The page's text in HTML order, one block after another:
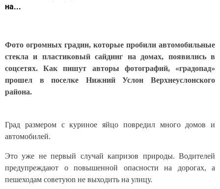
на...
Фото огромных градин, которые пробили автомобильные
стекла и пластиковый сайдинг на домах, появились в
соцсетях. Как пишут авторы фотографий, «градопад»
прошел в поселке Нижний Услон Верхнеуслонского
района.
Град размером с куриное яйцо повредил много домов и
автомобилей.
Это уже не первый случай капризов природы. Водителей
предупреждают о повышенной опасности на дорогах, а
пешеходам советуюn не выходить на улицу.